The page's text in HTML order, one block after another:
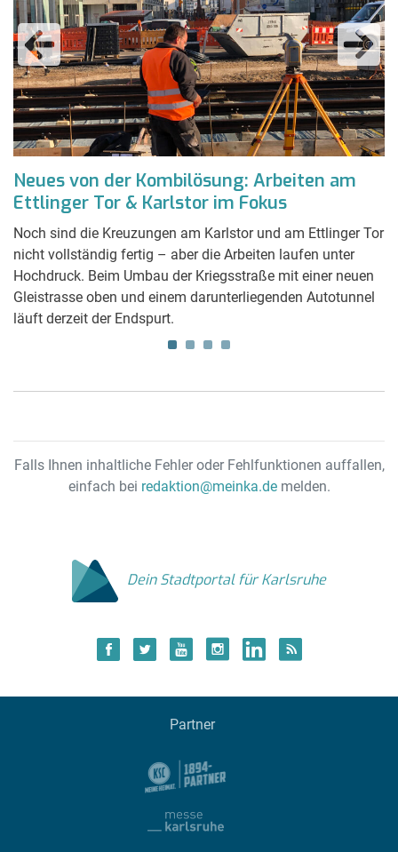
Neues von der Kombilösung: Arbeiten am
Ettlinger Tor & Karlstor im Fokus
Noch sind die Kreuzungen am Karlstor und am Ettlinger Tor
nicht vollständig fertig – aber die Arbeiten laufen unter
Hochdruck. Beim Umbau der Kriegsstraße mit einer neuen
Gleistrasse oben und einem darunterliegenden Autotunnel
läuft derzeit der Endspurt.
Falls Ihnen inhaltliche Fehler oder Fehlfunktionen auffallen,
einfach bei redaktion@meinka.demelden.
Dein Stadtportal für Karlsruhe
Partner